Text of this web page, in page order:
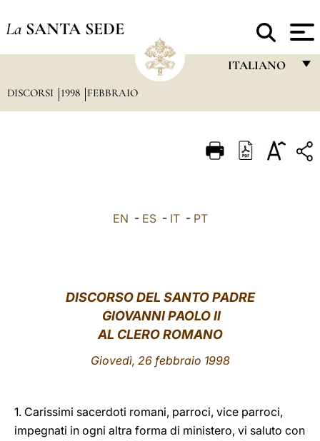
La SANTA SEDE
ITALIANO
ITALIANO
DISCORSI 1998 FEBBRAIO
EN - ES- IT- PT
DISCORSO DEL SANTO PADRE
GIOVANNI PAOLO II
AL CLERO ROMANO
Giovedì, 26 febbraio 1998
1. Carissimi sacerdoti romani, parroci, vice parroci,
impegnati in ogni altra forma di ministero, vi saluto con